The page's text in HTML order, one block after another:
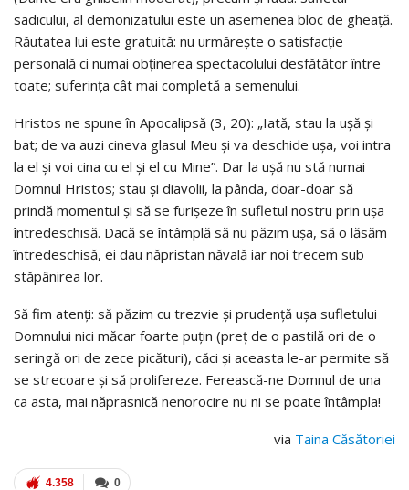
sadicului, al demonizatului este un asemenea bloc de gheaţă.
Răutatea lui este gratuită: nu urmăreşte o satisfacţie
personală ci numai obţinerea spectacolului desfătător între
toate; suferinţa cât mai completă a semenului.
Hristos ne spune în Apocalipsă (3, 20): „Iată, stau la uşă şi
bat; de va auzi cineva glasul Meu şi va deschide uşa, voi intra
la el şi voi cina cu el şi el cu Mine”. Dar la uşă nu stă numai
Domnul Hristos; stau şi diavolii, la pânda, doar-doar să
prindă momentul şi să se furişeze în sufletul nostru prin uşa
întredeschisă. Dacă se întâmplă să nu păzim uşa, să o lăsăm
întredeschisă, ei dau năpristan năvală iar noi trecem sub
stăpânirea lor.
Să fim atenţi: să păzim cu trezvie şi prudenţă uşa sufletului
Domnului nici măcar foarte puţin (preţ de o pastilă ori de o
seringă ori de zece picături), căci şi aceasta le-ar permite să
se strecoare şi să prolifereze. Ferească-ne Domnul de una
ca asta, mai năprasnică nenorocire nu ni se poate întâmpla!
via Taina Căsătoriei
0
4.358